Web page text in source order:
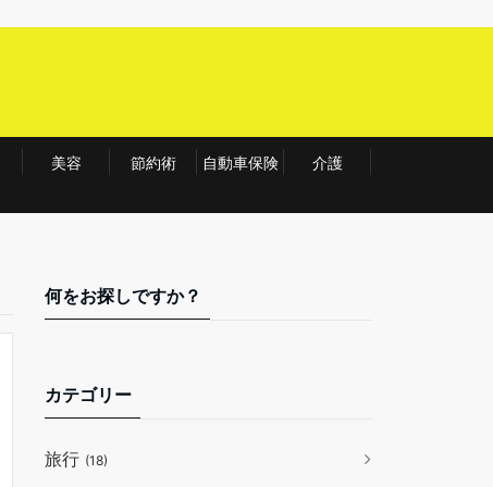
美容 節約術 自動車保険 介護
何をお探しですか？
カテゴリー
旅行 (18)